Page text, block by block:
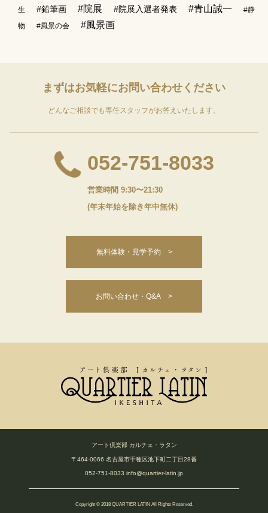
生
#鉛筆画 #院展 #院展入選者発表 #青山誠一
#静
物
#風景の会 #風景画
まずはお気軽にお問い合わせください
どんなご相談でも専任スタッフがお答えいたします。
052-751-8033
営業時間 9:30〜21:30
(年末年始を除き年中無休)
無料体験・見学予約 >
お問い合わせ・Q&A >
アート倶楽部 カルチェ・ラタン
〒464-0066 名古屋市千種区池下町二丁目28番
052-751-8033 info@quartier-latin.jp
Copyright © 2018 QUARTIER LATIN All Rights Reserved.